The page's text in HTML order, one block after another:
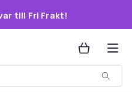
till Fri Frakt!